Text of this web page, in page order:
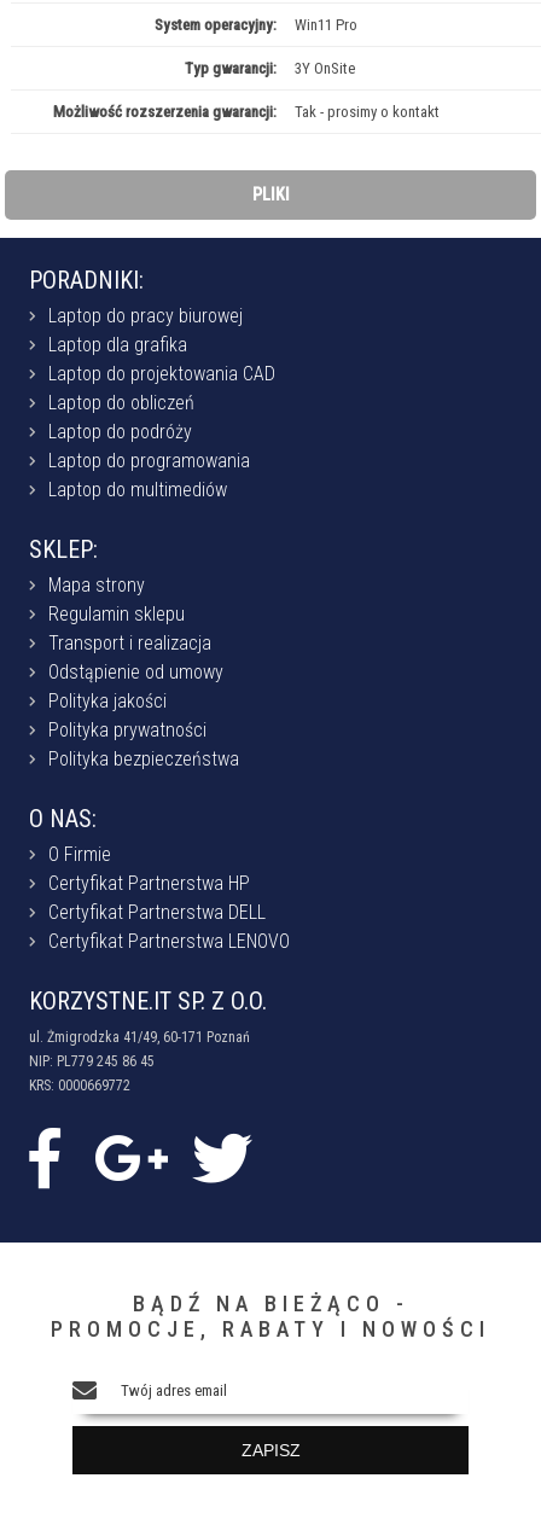
System operacyjny: Win11 Pro
Typ gwarancji: 3Y OnSite
Możliwość rozszerzenia gwarancji: Tak - prosimy o kontakt
PLIKI
PORADNIKI:
Laptop do pracy biurowej
Laptop dla grafika
Laptop do projektowania CAD
Laptop do obliczeń
Laptop do podróży
Laptop do programowania
Laptop do multimediów
SKLEP:
Mapa strony
Regulamin sklepu
Transport i realizacja
Odstąpienie od umowy
Polityka jakości
Polityka prywatności
Polityka bezpieczeństwa
O NAS:
O Firmie
Certyfikat Partnerstwa HP
Certyfikat Partnerstwa DELL
Certyfikat Partnerstwa LENOVO
KORZYSTNE.IT SP. Z O.O.
ul. Żmigrodzka 41/49, 60-171 Poznań
NIP: PL779 245 86 45
KRS: 0000669772
BĄDŹ NA BIEŻĄCO -
PROMOCJE, RABATY I NOWOŚCI